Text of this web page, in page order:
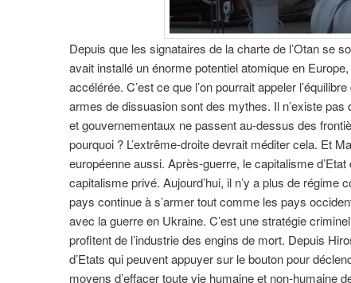
Depuis que les signataires de la charte de l’Otan se
avait installé un énorme potentiel atomique en
accélérée. C’est ce que l’on pourrait appeler
armes de dissuasion sont des mythes. Il n’existe
et gouvernementaux ne passent au-dessus des
pourquoi ? L’extrême-droite devrait méditer cela. Et
européenne aussi. Après-guerre, le capitalisme
capitalisme privé. Aujourd’hui, il n’y a plus de régime
pays continue à s’armer tout comme les pays
avec la guerre en Ukraine. C’est une stratégie
profitent de l’industrie des engins de mort. Depuis
d’Etats qui peuvent appuyer sur le bouton pour
moyens d’effacer toute vie humaine et non-humaine